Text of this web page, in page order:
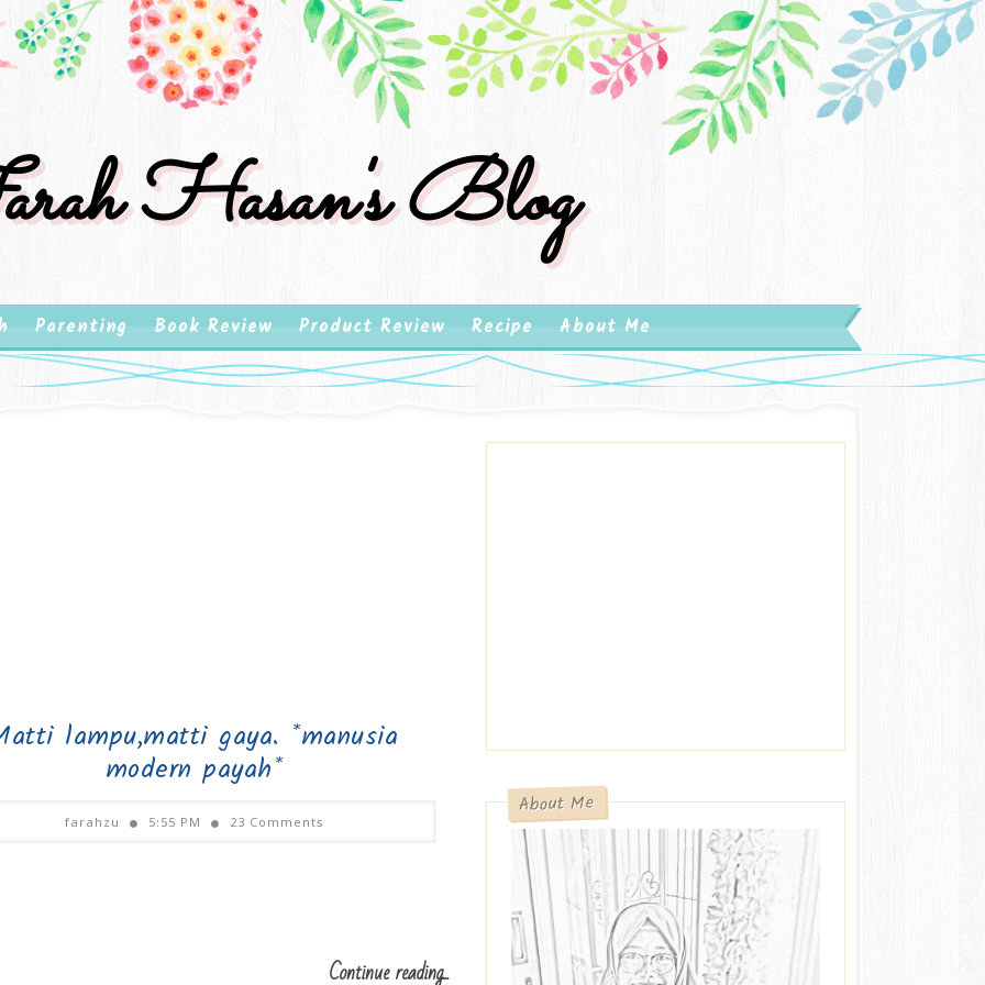
Hasan's Blog
Parenting Book Review Product Review Recipe About Me
lampu,matti gaya. *manusia
modern payah*
farahzu 5:55 PM 23 Comments
Continue reading...
About Me